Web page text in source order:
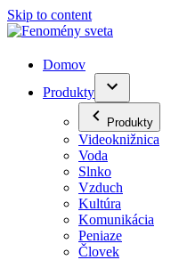
Skip to content
Domov
Produkty
Produkty
Videoknižnica
Voda
Slnko
Vzduch
Kultúra
Komunikácia
Peniaze
Človek